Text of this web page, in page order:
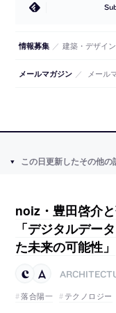
情報募集 ／ 建築・デザイ
メールマガジン ／ メール
この日更新したその他の
noiz・豊田啓介
「デジタルデー
た未来の可能性」
落合陽一
テクノロジー